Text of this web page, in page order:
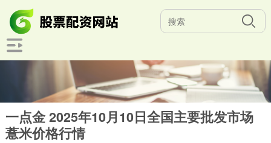
一点金 2025年10月10日全国主要批发市场
薏米价格行情